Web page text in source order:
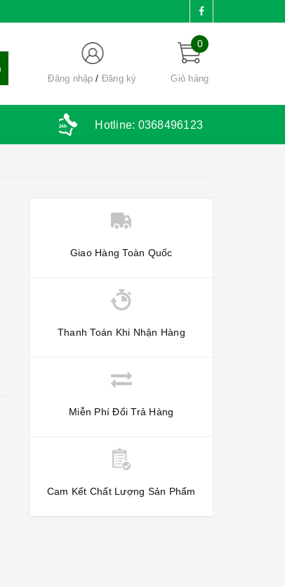
Đăng nhập Đăng ký
0
Giỏ hàng
Hotline: 0368496123
Giao Hàng Toàn Quốc
Thanh Toán Khi Nhận Hàng
Miễn Phí Đổi Trả Hàng
Cam Kết Chất Lượng Sản Phẩm